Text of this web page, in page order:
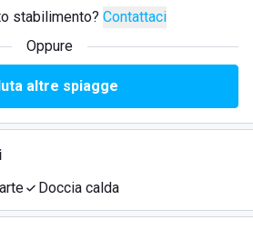
stabilimento? Contattaci
Oppure
altre spiagge
Doccia calda